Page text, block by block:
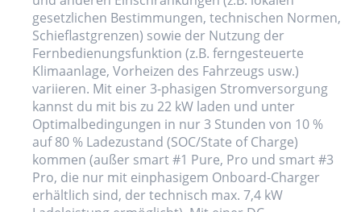
gesetzlichen Bestimmungen, technischen Normen,
Schieflastgrenzen) sowie der Nutzung der
Fernbedienungsfunktion (z.B. ferngesteuerte
Klimaanlage, Vorheizen des Fahrzeugs usw.)
variieren. Mit einer 3-phasigen Stromversorgung
kannst du mit bis zu 22 kW laden und unter
Optimalbedingungen in nur 3 Stunden von 10 %
auf 80 % Ladezustand (SOC/State of Charge)
kommen (außer smart #1 Pure, Pro und smart #3
Pro, die nur mit einphasigem Onboard-Charger
erhältlich sind, der technisch max. 7,4 kW